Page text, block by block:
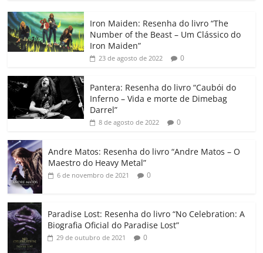
c
e
b
o
o
k
itt
er
at
s
A
p
e
dI
gl
e
Cl
a
ss
ro
o
p
y
Li
k
m
p
h
ar
Iron Maiden: Resenha do livro “The
Number of the Beast – Um Clássico do
Iron Maiden”
23 de agosto de 2022 0
Pantera: Resenha do livro “Caubói do
Inferno – Vida e morte de Dimebag
Darrel”
8 de agosto de 2022 0
Andre Matos: Resenha do livro “Andre Matos – O
Maestro do Heavy Metal”
6 de novembro de 2021 0
Paradise Lost: Resenha do livro “No Celebration: A
Biografia Oficial do Paradise Lost”
29 de outubro de 2021 0